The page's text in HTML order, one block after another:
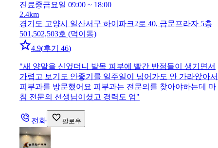
진료중금요일 09:00 ~ 18:00
2.4km
경기도 고양시 일산서구 하이파크2로 40, 금문프라자 5층
501,502,503호 (덕이동)
4.9(후기 46)
"새 양말을 신었더니 발목 피부에 빨간 반점들이 생기면서
가렵고 보기도 안좋기를 일주일이 넘어가도 안 가라앉아서
피부과를 방문했어요 피부과는 전문의를 찾아야하는데 마
침 전문의 선생님이셨고 경력도 엄"
전화 팔로우